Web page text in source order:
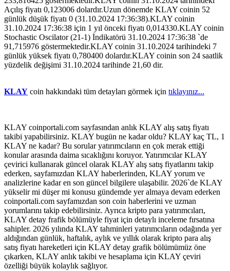
Açılış fiyatı 0,123006 dolardır.Uzun dönemde KLAY coinin 52
günlük düşük fiyatı 0 (31.10.2024 17:36:38).KLAY coinin
31.10.2024 17:36:38 için 1 yıl önceki fiyatı 0,014330.KLAY coinin
Stochastic Oscilator (21-1) İndikatörü 31.10.2024 17:36:38 `de
91,715976 göstermektedir.KLAY coinin 31.10.2024 tarihindeki 7
günlük yüksek fiyatı 0,780400 dolardır.KLAY coinin son 24 saatlik
yüzdelik değişimi 31.10.2024 tarihinde 21,60 dir.
KLAY coin hakkındaki tüm detayları görmek için tıklayınız...
KLAY coinportali.com sayfasından anlık KLAY alış satış fiyatı
takibi yapabilirsiniz. KLAY bugün ne kadar oldu? KLAY kaç TL, 1
KLAY ne kadar? Bu sorular yatırımcıların en çok merak ettiği
konular arasında daima sıcaklığını koruyor. Yatırımcılar KLAY
çevirici kullanarak güncel olarak KLAY alış satış fiyatlarını takip
ederken, sayfamızdan KLAY haberlerinden, KLAY yorum ve
analizlerine kadar en son güncel bilgilere ulaşabilir. 2026`de KLAY
yükselir mi düşer mi konusu gündemde yer almaya devam ederken
coinportali.com sayfamızdan son coin haberlerini ve uzman
yorumlarını takip edebilirsiniz. Ayrıca kripto para yatırımcıları,
KLAY detay frafik bölümüyle fiyat için detaylı inceleme fırsatına
sahipler. 2026 yılında KLAY tahminleri yatırımcıların odağında yer
aldığından günlük, haftalık, aylık ve yıllık olarak kripto para alış
satış fiyatı hareketleri için KLAY detay grafik bölümümüz öne
çıkarken, KLAY anlık takibi ve hesaplama için KLAY çeviri
özelliği büyük kolaylık sağlıyor.